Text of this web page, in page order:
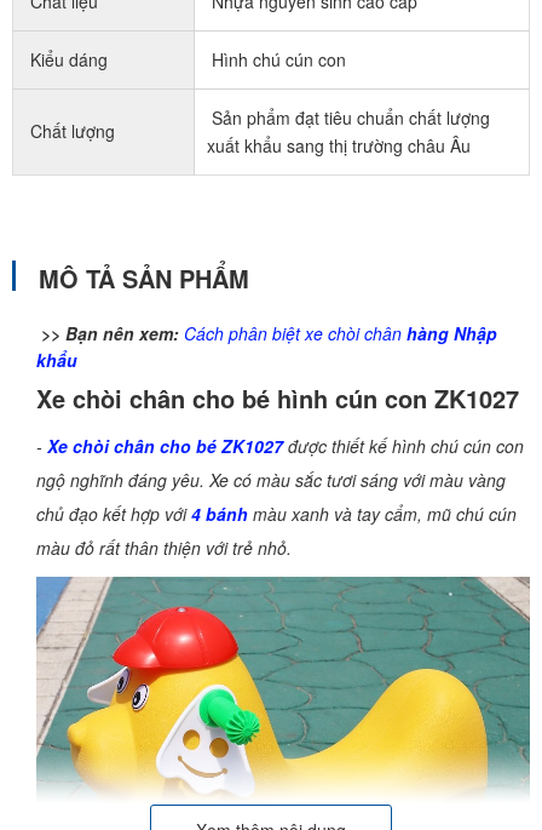
Kiểu dáng Hình chú cún con
Chất lượng
Sản phẩm đạt tiêu chuẩn chất lượng
xuất khẩu sang thị trường châu Âu
MÔ TẢ SẢN PHẨM
>> Bạn nên xem: Cách phân biệt xe chòi chân hàng Nhập
khẩu
Xe chòi chân cho bé hình cún con ZK1027
- Xe chòi chân cho bé ZK1027được thiết kế hình chú cún con
ngộ nghĩnh đáng yêu. Xe có màu sắc tươi sáng với màu vàng
chủ đạo kết hợp với4 bánh màu xanh và tay cẩm, mũ chú cún
màu đỏ rất thân thiện với trẻ nhỏ.